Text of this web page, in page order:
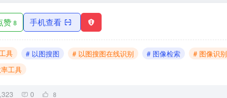
赞 8 手机查看
具 # 以图搜图 # 以图搜图在线识别 # 图像检索 # 图像识别
工具
0 8